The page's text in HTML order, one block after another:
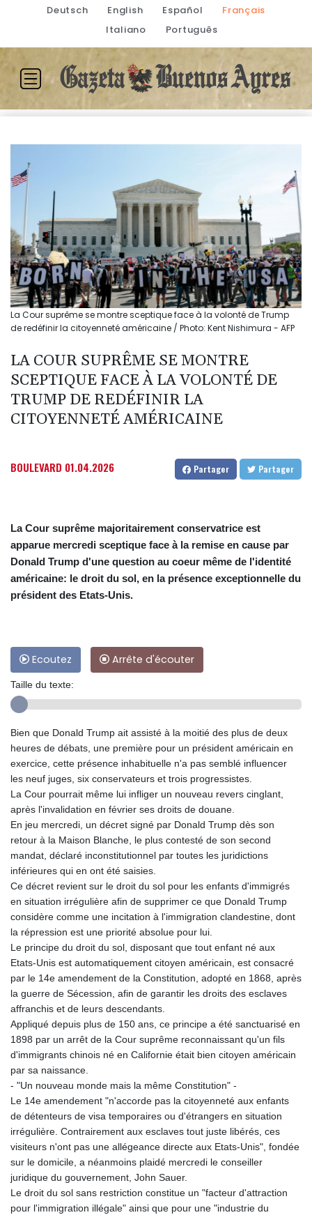
Deutsch English Español
Français
Italiano
Português
La Cour suprême se montre sceptique face à la volonté de Trump
de redéfinir la citoyenneté américaine / Photo: Kent Nishimura - AFP
LA COUR SUPRÊME SE MONTRE
SCEPTIQUE FACE À LA VOLONTÉ DE
TRUMP DE REDÉFINIR LA
CITOYENNETÉ AMÉRICAINE
BOULEVARD 01.04.2026 Partager Partager
La Cour suprême majoritairement conservatrice est
apparue mercredi sceptique face à la remise en cause par
Donald Trump d'une question au coeur même de l'identité
américaine: le droit du sol, en la présence exceptionnelle du
président des Etats-Unis.
Ecoutez Arrête d'écouter
Taille du texte:
Bien que Donald Trump ait assisté à la moitié des plus de deux
heures de débats, une première pour un président américain en
exercice, cette présence inhabituelle n'a pas semblé influencer
les neuf juges, six conservateurs et trois progressistes.
La Cour pourrait même lui infliger un nouveau revers cinglant,
après l'invalidation en février ses droits de douane.
En jeu mercredi, un décret signé par Donald Trump dès son
retour à la Maison Blanche, le plus contesté de son second
mandat, déclaré inconstitutionnel par toutes les juridictions
inférieures qui en ont été saisies.
Ce décret revient sur le droit du sol pour les enfants d'immigrés
en situation irrégulière afin de supprimer ce que Donald Trump
considère comme une incitation à l'immigration clandestine, dont
la répression est une priorité absolue pour lui.
Le principe du droit du sol, disposant que tout enfant né aux
Etats-Unis est automatiquement citoyen américain, est consacré
par le 14e amendement de la Constitution, adopté en 1868, après
la guerre de Sécession, afin de garantir les droits des esclaves
affranchis et de leurs descendants.
Appliqué depuis plus de 150 ans, ce principe a été sanctuarisé en
1898 par un arrêt de la Cour suprême reconnaissant qu'un fils
d'immigrants chinois né en Californie était bien citoyen américain
par sa naissance.
- "Un nouveau monde mais la même Constitution" -
Le 14e amendement "n'accorde pas la citoyenneté aux enfants
de détenteurs de visa temporaires ou d'étrangers en situation
irrégulière. Contrairement aux esclaves tout juste libérés, ces
visiteurs n'ont pas une allégeance directe aux Etats-Unis", fondée
sur le domicile, a néanmoins plaidé mercredi le conseiller
juridique du gouvernement, John Sauer.
Le droit du sol sans restriction constitue un "facteur d'attraction
pour l'immigration illégale" ainsi que pour une "industrie du